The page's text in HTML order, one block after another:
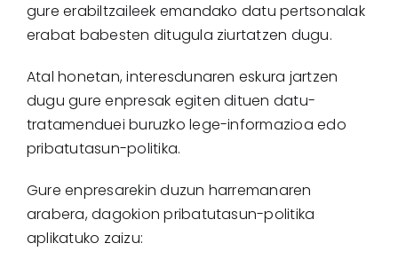
gure erabiltzaileek emandako datu pertsonalak
erabat babesten ditugula ziurtatzen dugu.
Atal honetan, interesdunaren eskura jartzen
dugu gure enpresak egiten dituen datu-
tratamenduei buruzko lege-informazioa edo
pribatutasun-politika.
Gure enpresarekin duzun harremanaren
arabera, dagokion pribatutasun-politika
aplikatuko zaizu: